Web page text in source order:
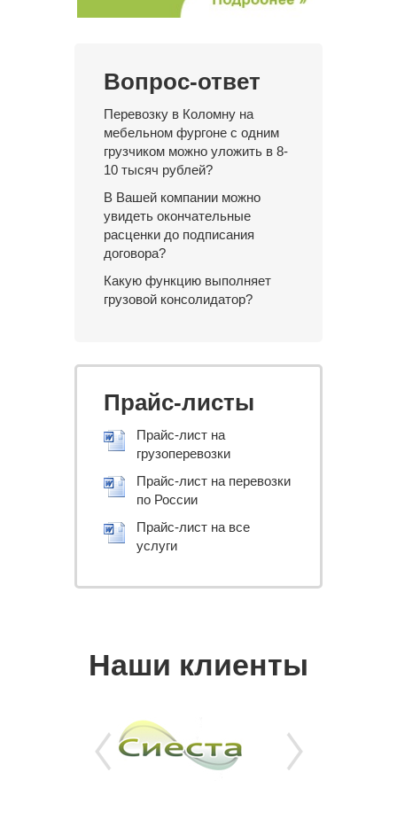
Вопрос-ответ
Перевозку в Коломну на
мебельном фургоне с одним
грузчиком можно уложить в 8-
10 тысяч рублей?
В Вашей компании можно
увидеть окончательные
расценки до подписания
договора?
Какую функцию выполняет
грузовой консолидатор?
Прайс-листы
Прайс-лист на
грузоперевозки
Прайс-лист на перевозки
по России
Прайс-лист на все
услуги
Наши клиенты